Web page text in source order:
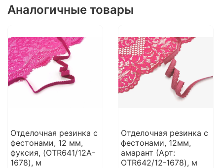
Аналогичные товары
Отделочная резинка с
фестонами, 12 мм,
фуксия, (OTR641/12A-
1678), м
Отделочная резинка с
фестонами, 12мм,
амарант (Арт:
OTR642/12-1678), м